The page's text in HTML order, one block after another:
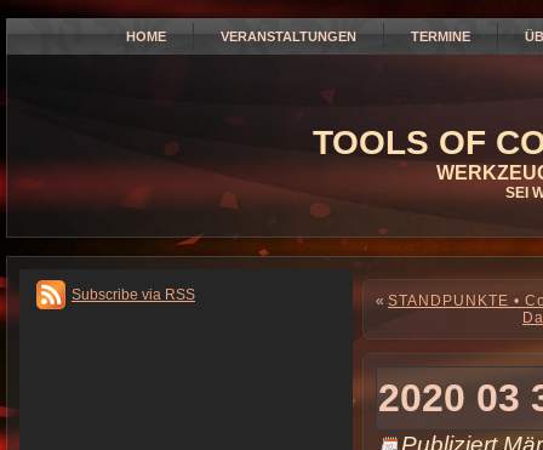
HOME VERANSTALTUNGEN TERMINE
TOOLS OF
SEI
Subscribe via RSS « STANDPUNKTE •
2020 03
Publiziert